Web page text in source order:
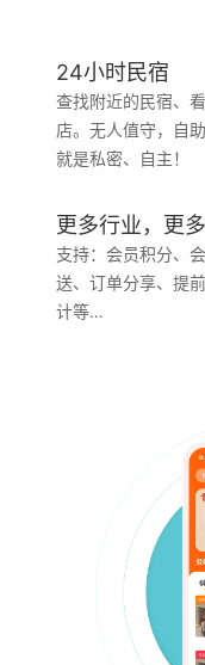
24小时民宿
查找附近的民宿、
店。无人值守，自
就是私密、自主！
更多行业，更
支持：会员积分、
送、订单分享、提
计等…